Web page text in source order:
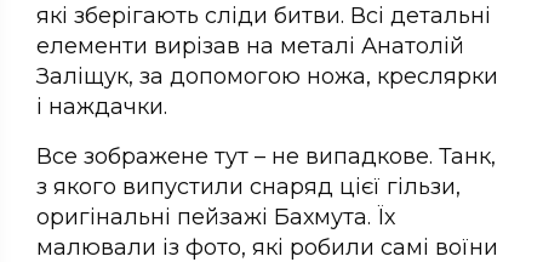
які зберігають сліди битви. Всі детальні
елементи вирізав на металі Анатолій
Заліщук, за допомогою ножа, креслярки
і наждачки.
Все зображене тут – не випадкове. Танк,
з якого випустили снаряд цієї гільзи,
оригінальні пейзажі Бахмута. Їх
малювали із фото, які робили самі воїни